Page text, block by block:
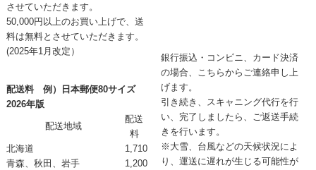
させていただきます。
50,000円以上のお買い上げで、送
料は無料とさせていただきます。
(2025年1月改定）
配送料 例）日本郵便80サイズ
2026年版
配送地域
配送
料
北海道
1,710
青森、秋田、岩手
1,200
銀行振込・コンビニ、カード決済
の場合、こちらからご連絡申し上
げます。
引き続き、スキャニング代行を行
い、完了しましたら、ご返送手続
きを行います。
※大雪、台風などの天候状況によ
り、運送に遅れが生じる可能性が